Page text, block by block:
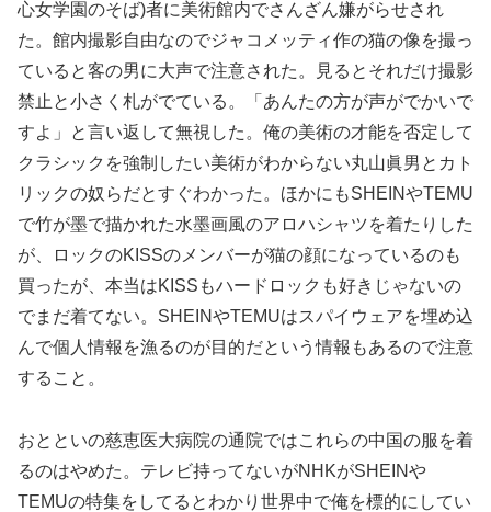
心女学園のそば)者に美術館内でさんざん嫌がらせされ
た。館内撮影自由なのでジャコメッティ作の猫の像を撮っ
ていると客の男に大声で注意された。見るとそれだけ撮影
禁止と小さく札がでている。「あんたの方が声がでかいで
すよ」と言い返して無視した。俺の美術の才能を否定して
クラシックを強制したい美術がわからない丸山眞男とカト
リックの奴らだとすぐわかった。ほかにもSHEINやTEMU
で竹が墨で描かれた水墨画風のアロハシャツを着たりした
が、ロックのKISSのメンバーが猫の顔になっているのも
買ったが、本当はKISSもハードロックも好きじゃないの
でまだ着てない。SHEINやTEMUはスパイウェアを埋め込
んで個人情報を漁るのが目的だという情報もあるので注意
すること。
おとといの慈恵医大病院の通院ではこれらの中国の服を着
るのはやめた。テレビ持ってないがNHKがSHEINや
TEMUの特集をしてるとわかり世界中で俺を標的にしてい